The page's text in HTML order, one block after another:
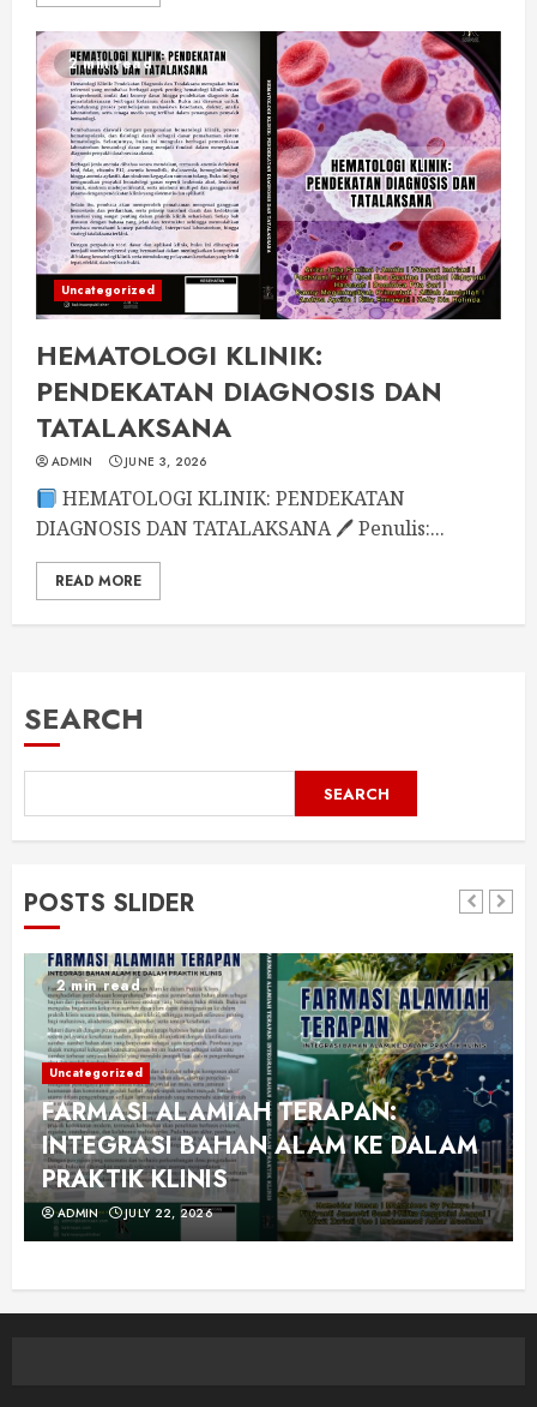
2 min read
Uncategorized
HEMATOLOGI KLINIK:
PENDEKATAN DIAGNOSIS DAN
TATALAKSANA
ADMIN JUNE 3, 2026
HEMATOLOGI KLINIK: PENDEKATAN
DIAGNOSIS DAN TATALAKSANA 🖊 Penulis:...
READ MORE
SEARCH
SEARCH
POSTS SLIDER
2 min read
Uncategorized
FARMASI ALAMIAH TERAPAN:
INTEGRASI BAHAN ALAM KE DALAM
PRAKTIK KLINIS
ADMIN JULY 22, 2026